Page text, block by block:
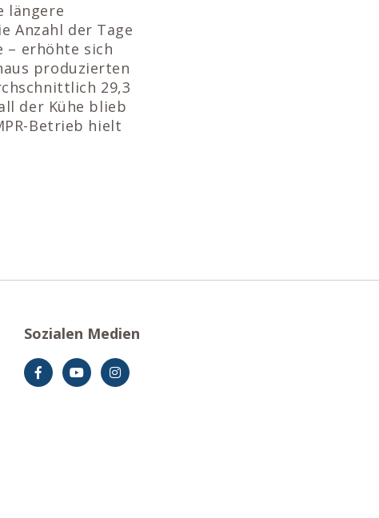
längere
Anzahl der Tage
– erhöhte sich
produzierten
29,3
der Kühe blieb
Betrieb hielt
Sozialen Medien